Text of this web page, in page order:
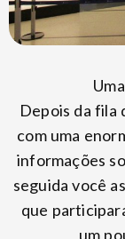
Depois da fila
com uma
informações
seguida você
que
um